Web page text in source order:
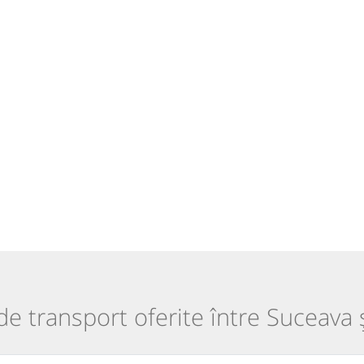
transport oferite între Suceava